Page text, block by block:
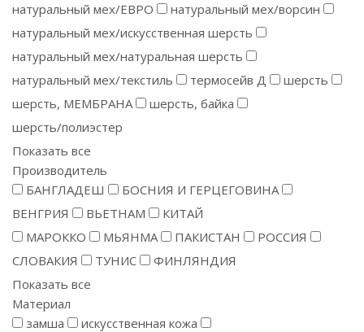
натуральный мех/ЕВРО
натуральный мех/ворсин
натуральный мех/искусственная шерсть
натуральный мех/натуральная шерсть
натуральный мех/текстиль
термосейв Д
шерсть
шерсть, МЕМБРАНА
шерсть, байка
шерсть/полиэстер
Показать все
Производитель
БАНГЛАДЕШ
БОСНИЯ И ГЕРЦЕГОВИНА
ВЕНГРИЯ
ВЬЕТНАМ
КИТАЙ
МАРОККО
МЬЯНМА ПАКИСТАН
РОССИЯ
СЛОВАКИЯ
ТУНИС
ФИНЛЯНДИЯ
Показать все
Материал
замша
искусственная кожа